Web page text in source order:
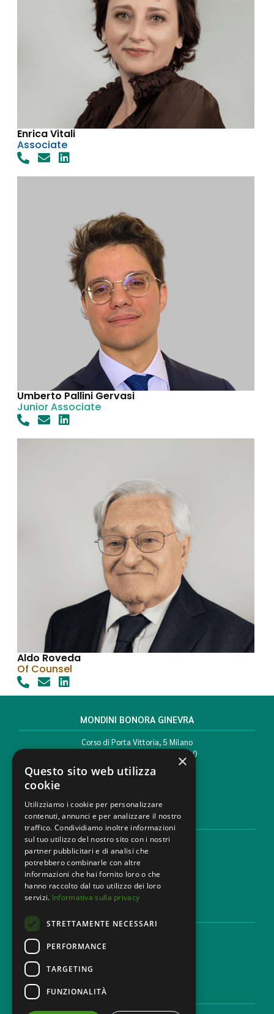
Enrica Vitali
Associate
Umberto Pallini Gervasi
Junior Associate
Aldo Roveda
Of Counsel
MONDINI BONORA GINEVRA
Corso di Porta Vittoria, 5 Milano
T. +39 02 777351 F. +39 02 784510
info@mbg.legal
AREE LEGALI
Aree di Competenza
Settori
Studio legale
Contatti
×
Questo sito web utilizza
cookie
Utilizziamo i cookie per personalizzare
contenuti, annunci e per analizzare il nostro
traffico. Condividiamo inoltre informazioni
sul tuo utilizzo del nostro sito con i nostri
partner pubblicitari e di analisi che
potrebbero combinarle con altre
informazioni che hai fornito loro o che
hanno raccolto dal tuo utilizzo dei loro
servizi. Informativa sulla privacy
STRETTAMENTE NECESSARI
PERFORMANCE
TARGETING
FUNZIONALITÀ